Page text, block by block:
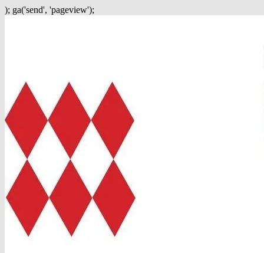
); ga('send', 'pageview');